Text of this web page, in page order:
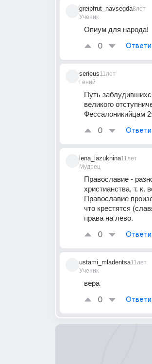
greipfrut_navsegda
Ученик
8лет
Опиум для народа!
0
serieus
Гений
11лет
Путь
великого
Фессалоникийцам
0
lena_lazukhina
Мудрец
11лет
Православие -
христианства, т. к.
Православие
что крестятся
права на лево.
0
ustami_mladentsa
Ученик
11лет
вера
0